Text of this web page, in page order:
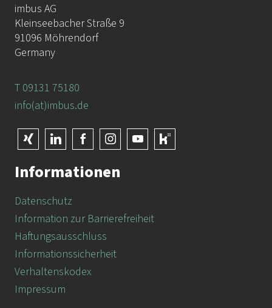
imbus AG
Kleinseebacher Straße 9
91096 Möhrendorf
Germany
T 09131 75180
info(at)imbus.de
Informationen
Datenschutz
Information zur Barrierefreiheit
Haftungsausschluss
Informationssicherheit
Verhaltenskodex
Impressum